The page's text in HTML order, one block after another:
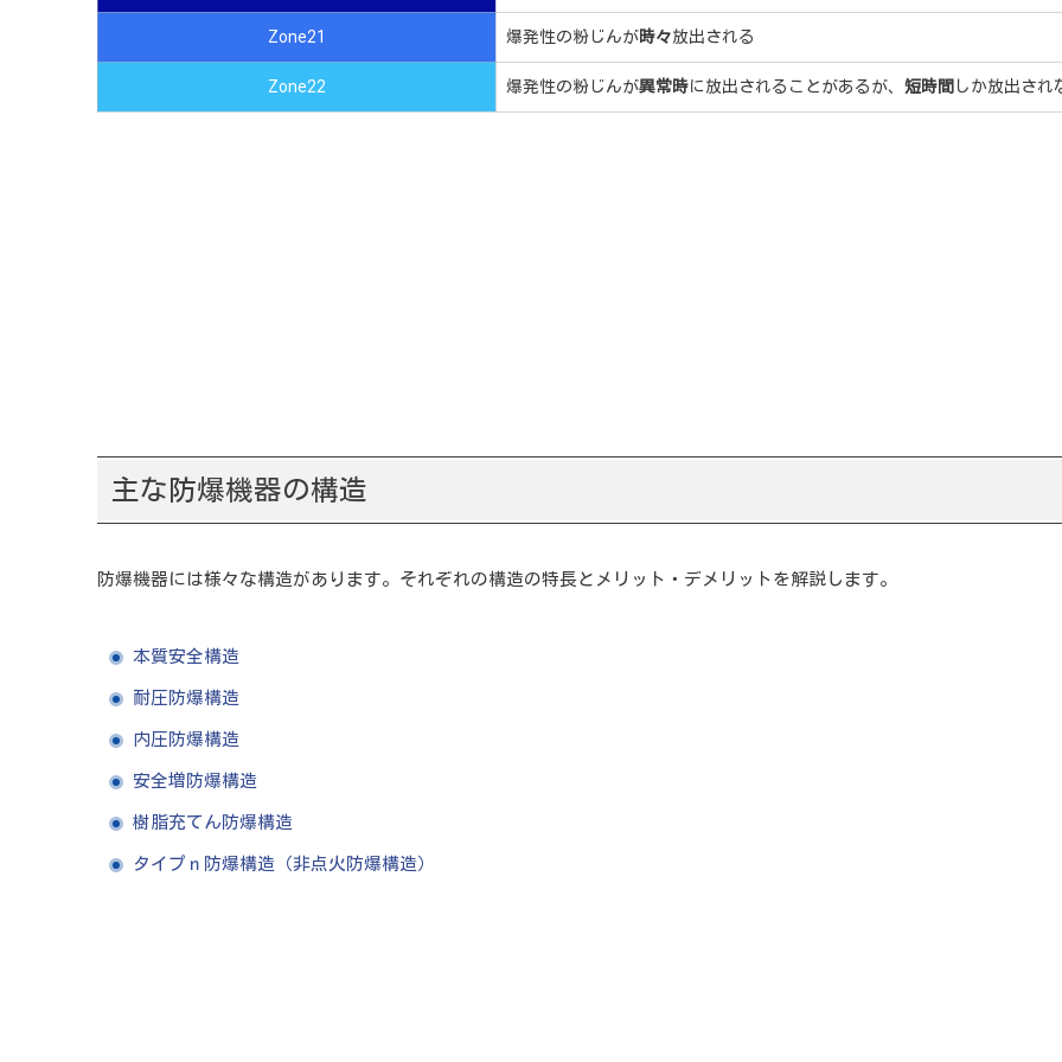
Zone21 爆発性の粉じんが時々放出される
Zone22 爆発性の粉じんが異常時に放出されることがあるが、 短時間 しか放出され
主な防爆機器の構造
防爆機器には様々な構造があります。それぞれの構造の特長とメリット・デメリットを解説します。
本質安全構造
耐圧防爆構造
内圧防爆構造
安全増防爆構造
樹脂充てん防爆構造
タイプｎ防爆構造（非点火防爆構造）